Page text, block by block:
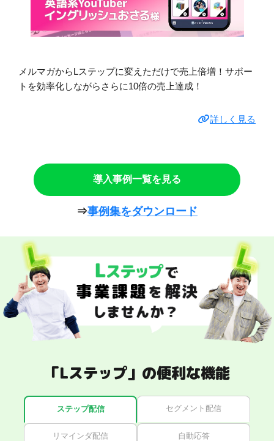
メルマガからLステップに変えただけで売上倍増！サポー
トを効率化しながらさらに10倍の売上達成！
詳しく見る
導入事例一覧を見る
⇒事例集をダウンロード
「Lステップ」の便利な機能
ステップ配信 セグメント配信
リマインダ配信 自動応答